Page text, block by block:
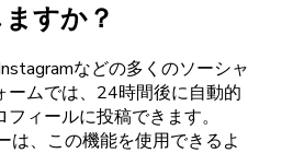
すか？
などの多くのソーシャ
ームでは、24時間後に自動的
ィールに投稿できます。
は、この機能を使用できるよ